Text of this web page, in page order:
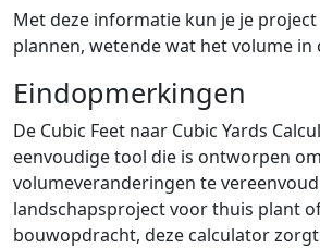
Met deze informatie kun je je
plannen, wetende wat het volume in
Eindopmerkingen
De Cubic Feet naar Cubic Yards
eenvoudige tool die is ontworpen
volumeveranderingen te
landschapsproject voor thuis plant
bouwopdracht, deze calculator